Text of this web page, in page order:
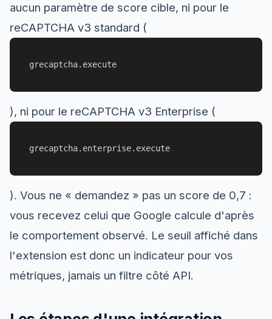
aucun paramètre de score cible, ni pour le
reCAPTCHA v3 standard (
grecaptcha.execute
), ni pour le reCAPTCHA v3 Enterprise (
grecaptcha.enterprise.execute
). Vous ne « demandez » pas un score de 0,7 :
vous recevez celui que Google calcule d'après
le comportement observé. Le seuil affiché dans
l'extension est donc un indicateur pour vos
métriques, jamais un filtre côté API.